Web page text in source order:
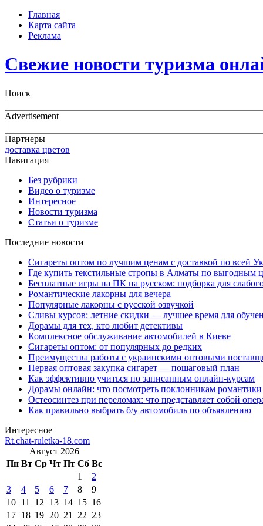
Главная
Карта сайта
Реклама
Свежие новости туризма
Поиск
Advertisement
Партнеры
доставка цветов
Навигация
Без рубрики
Видео о туризме
Интересное
Новости туризма
Статьи о туризме
Последние новости
Сигареты оптом по лучшим ценам с доставкой по всей
Где купить текстильные стропы в Алматы по выгодным
Бесплатные игры на ПК на русском: подборка для
Романтические лакорны для вечера
Популярные лакорны с русской озвучкой
Сливы курсов: летние скидки — лучшее время для
Дорамы для тех, кто любит детективы
Комплексное обслуживание автомобилей в Киеве
Сигареты оптом: от популярных до редких
Преимущества работы с украинскими оптовыми
Первая оптовая закупка сигарет — пошаговый план
Как эффективно учиться по записанным онлайн-курсам
Дорамы онлайн: что посмотреть поклонникам романтики
Остеосинтез при переломах: что представляет собой
Как правильно выбрать б/у автомобиль по объявлению
Интересное
Rt.chat-ruletka-18.com
Август 2026
Пн Вт Ср Чт Пт Сб Вс
1
2
3
4 5 6 7 8
9
10 11 12 13 14 15 16
17 18 19 20 21 22 23